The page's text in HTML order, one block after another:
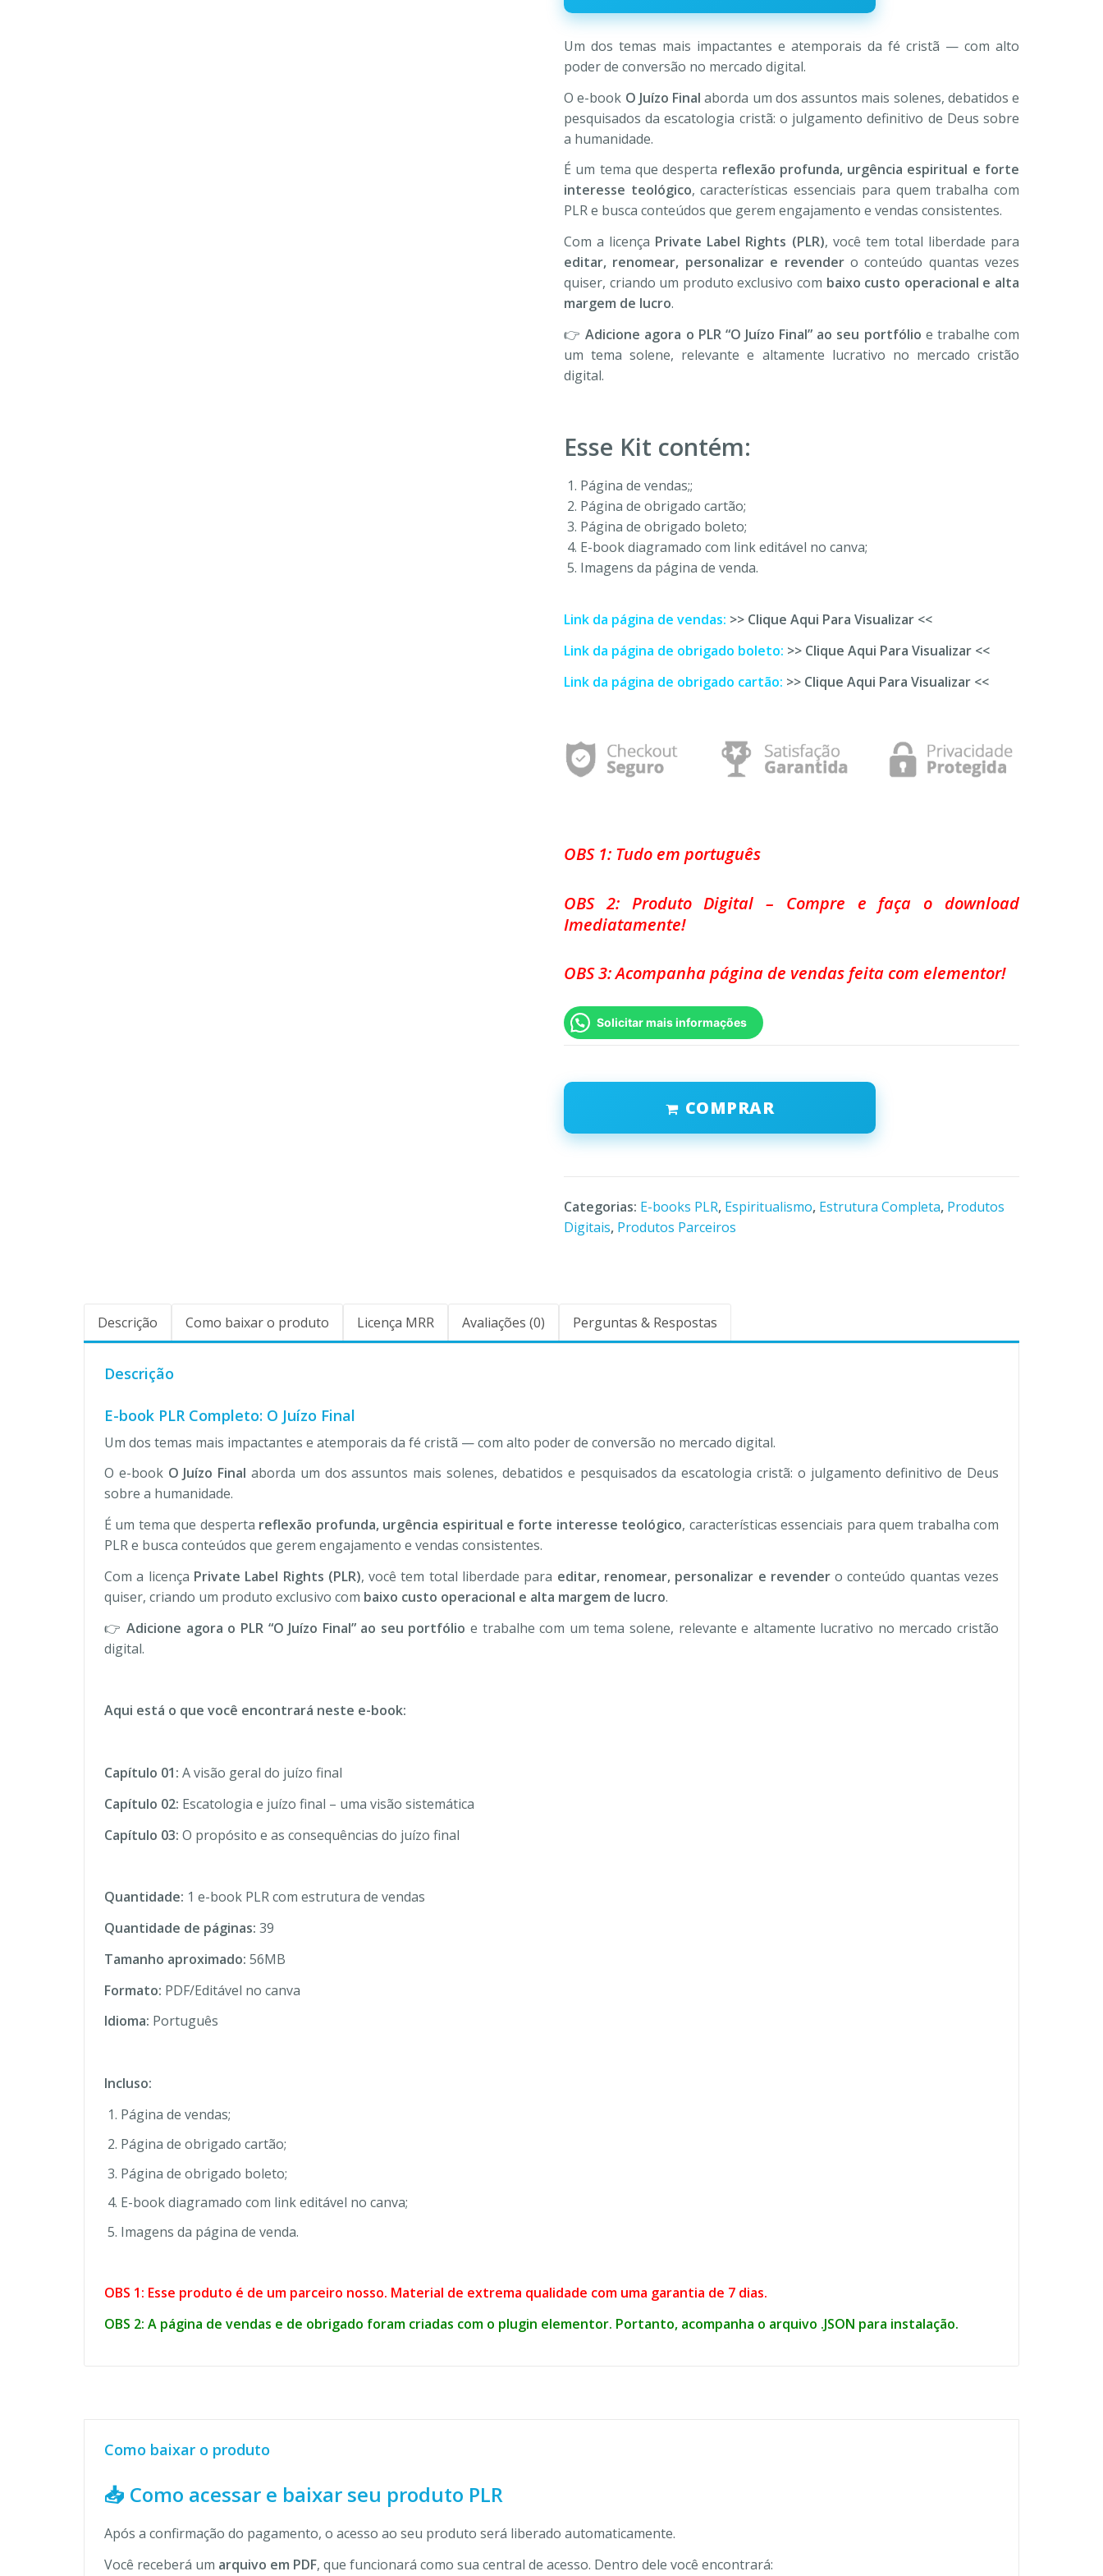
R$197,00.R$19,90.
Um dos temas mais impactantes e atemporais da fé cristã — com alto
poder de conversão no mercado digital.
O e-book O Juízo Final aborda um dos assuntos mais solenes, debatidos e
pesquisados da escatologia cristã: o julgamento definitivo de Deus sobre
a humanidade.
É um tema que desperta reflexão profunda, urgência espiritual e forte
interesse teológico, características essenciais para quem trabalha com
PLR e busca conteúdos que gerem engajamento e vendas consistentes.
Com a licença Private Label Rights (PLR), você tem total liberdade para
editar, renomear, personalizar e revendero conteúdo quantas vezes
quiser, criando um produto exclusivo com baixo custo operacional e alta
margem de lucro.
👉Adicione agora o PLR “O Juízo Final” ao seu portfólio e trabalhe com
um tema solene, relevante e altamente lucrativo no mercado cristão
digital.
Esse Kit contém:
Página de vendas;;
Página de obrigado cartão;
Página de obrigado boleto;
E-book diagramado com link editável no canva;
Imagens da página de venda.
Link da página de vendas: >> Clique Aqui Para Visualizar <<
Link da página de obrigado boleto: >> Clique Aqui Para Visualizar <<
Link da página de obrigado cartão: >> Clique Aqui Para Visualizar <<
OBS 1: Tudo em português
OBS 2: Produto Digital – Compre e faça o download
Imediatamente!
OBS 3: Acompanha página de vendas feita com elementor!
Solicitar mais informações
COMPRAR
Categorias: E-books PLR, Espiritualismo, Estrutura Completa, Produtos
Digitais, Produtos Parceiros
Descrição Como baixar o produto Licença MRR Avaliações (0) Perguntas & Respostas
Descrição
E-book PLR Completo: O Juízo Final
Um dos temas mais impactantes e atemporais da fé cristã — com alto poder de conversão no mercado digital.
O e-book O Juízo Final aborda um dos assuntos mais solenes, debatidos e pesquisados da escatologia cristã: o julgamento definitivo de Deus
sobre a humanidade.
É um tema que desperta reflexão profunda, urgência espiritual e forte interesse teológico, características essenciais para quem trabalha com
PLR e busca conteúdos que gerem engajamento e vendas consistentes.
Com a licença Private Label Rights (PLR), você tem total liberdade para editar, renomear, personalizar e revendero conteúdo quantas vezes
quiser, criando um produto exclusivo com baixo custo operacional e alta margem de lucro.
👉Adicione agora o PLR “O Juízo Final” ao seu portfólio e trabalhe com um tema solene, relevante e altamente lucrativo no mercado cristão
digital.
Aqui está o que você encontrará neste e-book:
Capítulo 01: A visão geral do juízo final
Capítulo 02: Escatologia e juízo final – uma visão sistemática
Capítulo 03: O propósito e as consequências do juízo final
Quantidade: 1 e-book PLR com estrutura de vendas
Quantidade de páginas: 39
Tamanho aproximado: 56MB
Formato: PDF/Editável no canva
Idioma: Português
Incluso:
Página de vendas;
Página de obrigado cartão;
Página de obrigado boleto;
E-book diagramado com link editável no canva;
Imagens da página de venda.
OBS 1: Esse produto é de um parceiro nosso. Material de extrema qualidade com uma garantia de 7 dias.
OBS 2: A página de vendas e de obrigado foram criadas com o plugin elementor. Portanto, acompanha o arquivo .JSON para instalação.
Como baixar o produto
📥 Como acessar e baixar seu produto PLR
Após a confirmação do pagamento, o acesso ao seu produto será liberado automaticamente.
Você receberá um arquivo em PDF, que funcionará como sua central de acesso. Dentro dele você encontrará: